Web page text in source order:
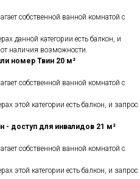
собственной ванной комнатой с
данной категории есть балкон, и
наличия возможности.
номер Твин 20 м²
собственной ванной комнатой с
этой категории есть балкон, и запрос
доступ для инвалидов 21 м²
собственной ванной комнатой с
этой категории есть балкон, и запрос